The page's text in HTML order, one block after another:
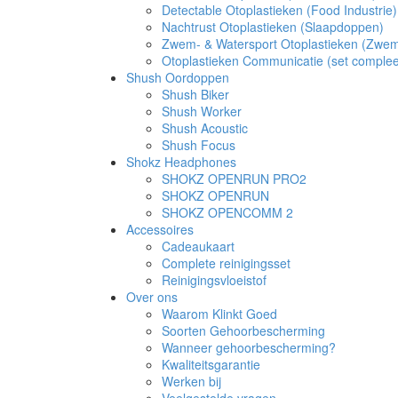
Detectable Otoplastieken (Food Industrie)
Nachtrust Otoplastieken (Slaapdoppen)
Zwem- & Watersport Otoplastieken
Otoplastieken Communicatie (set
Shush Oordoppen
Shush Biker
Shush Worker
Shush Acoustic
Shush Focus
Shokz Headphones
SHOKZ OPENRUN PRO2
SHOKZ OPENRUN
SHOKZ OPENCOMM 2
Accessoires
Cadeaukaart
Complete reinigingsset
Reinigingsvloeistof
Over ons
Waarom Klinkt Goed
Soorten Gehoorbescherming
Wanneer gehoorbescherming?
Kwaliteitsgarantie
Werken bij